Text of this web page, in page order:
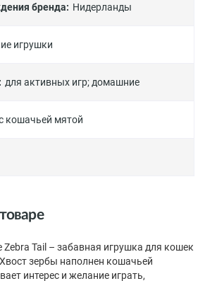
бренда: Нидерланды
игрушки
для активных игр;домашние
кошачьей мятой
Zebra Tail – забавная игрушка для кошек
зербы наполнен кошачьей
интерес и желание играть,